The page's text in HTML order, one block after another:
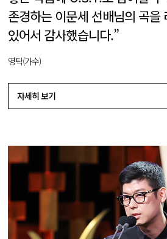
존경하는 이문세 선배님의 곡을
있어서 감사했습니다.”
영탁(가수)
자세히 보기